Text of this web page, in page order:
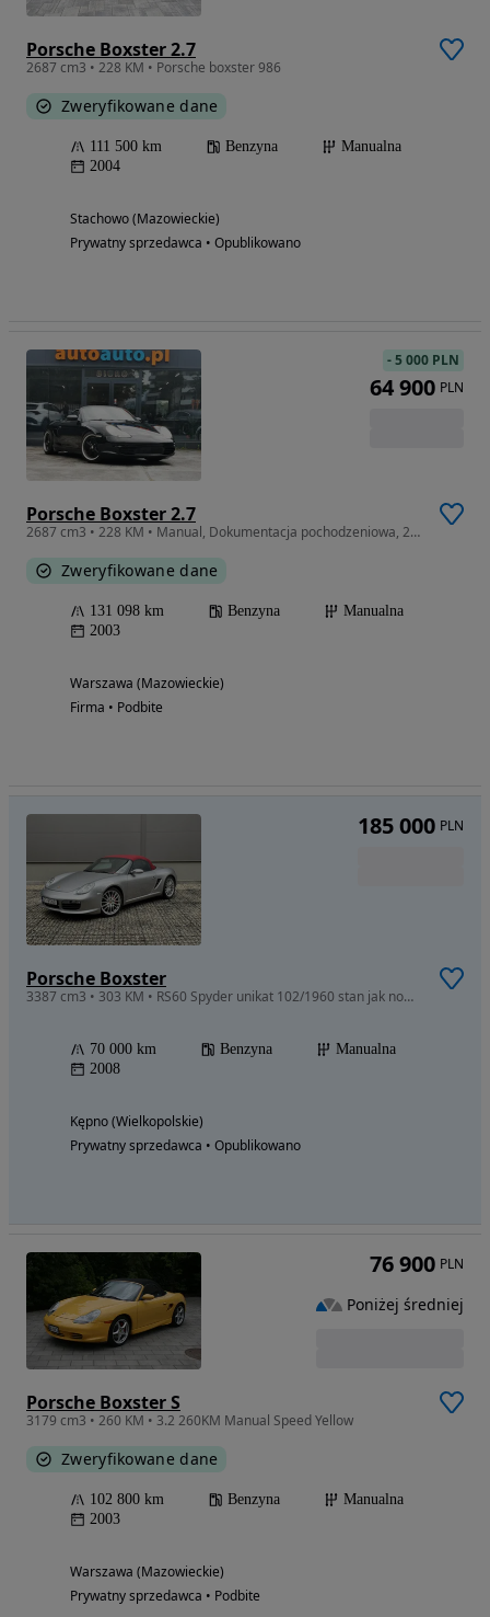
Porsche Boxster 2.7
2687 cm3 • 228 KM • Porsche boxster 986
Zweryfikowane dane
111 500 km Benzyna
Manualna
2004
Stachowo (Mazowieckie)
Prywatny sprzedawca • Opublikowano
Porsche Boxster 2.7
2687 cm3 • 228 KM • Manual, Dokumentacja pochodzeniowa, 2.7 Boxer 24V 228KM
Zweryfikowane dane
131 098 km Benzyna
Manualna
2003
Warszawa (Mazowieckie)
Firma • Podbite
-5 000 PLN
64 900 PLN
Porsche Boxster
3387 cm3 • 303 KM • RS60 Spyder unikat 102/1960 stan jak nowy cały w PPF 1 właściciel w PL
70 000 km Benzyna
Manualna
2008
Kępno (Wielkopolskie)
Prywatny sprzedawca • Opublikowano
185 000 PLN
Porsche Boxster S
3179 cm3 • 260 KM • 3.2 260KM Manual Speed Yellow
Zweryfikowane dane
102 800 km Benzyna
Manualna
2003
Warszawa (Mazowieckie)
Prywatny sprzedawca • Podbite
76 900 PLN
Poniżej średniej